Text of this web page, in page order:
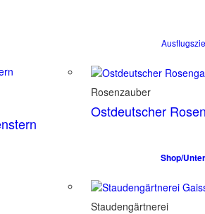
Rosenzauber
Ostdeutscher
Shop/
Staudengärtnerei